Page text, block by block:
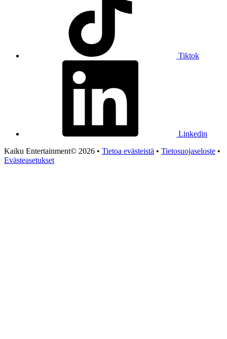
Tiktok
Linkedin
Kaiku Entertainment© 2026 • Tietoa evästeistä • Tietosuojaseloste •
Evästeasetukset